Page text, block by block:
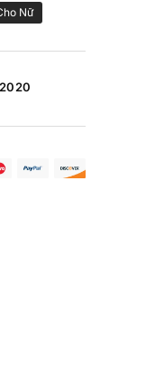
Nữ